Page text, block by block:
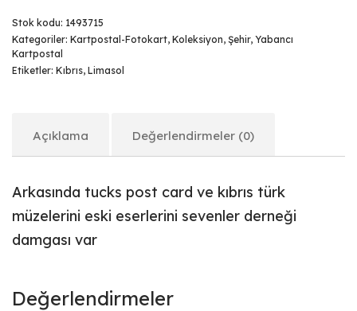
Stok kodu: 1493715
Kategoriler: Kartpostal-Fotokart, Koleksiyon, Şehir, Yabancı
Kartpostal
Etiketler: Kıbrıs, Limasol
Açıklama Değerlendirmeler (0)
Arkasında tucks post card ve kıbrıs türk
müzelerini eski eserlerini sevenler derneği
damgası var
Değerlendirmeler